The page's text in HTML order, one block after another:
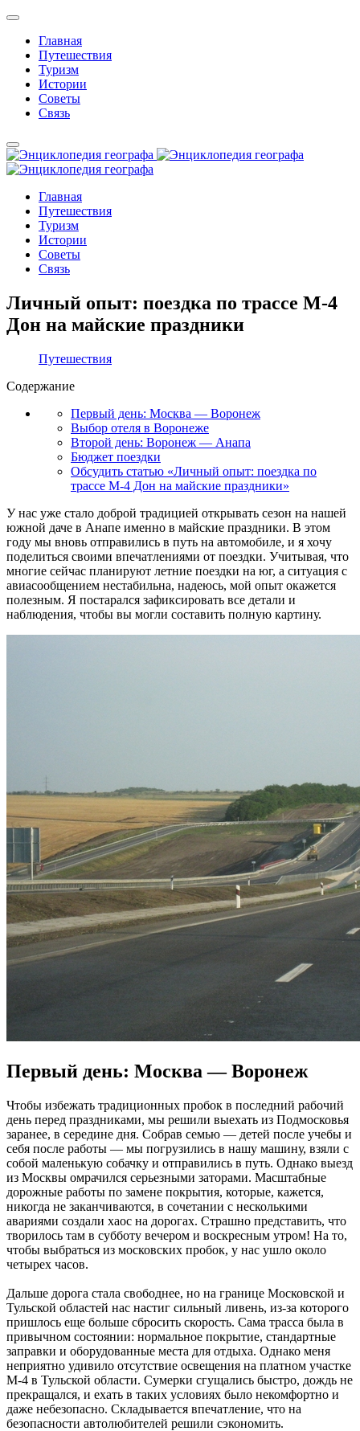
Главная
Путешествия
Туризм
Истории
Советы
Связь
Главная
Путешествия
Туризм
Истории
Советы
Связь
Личный опыт: поездка по трассе М-4
Дон на майские праздники
Путешествия
Содержание
Первый день: Москва — Воронеж
Выбор отеля в Воронеже
Второй день: Воронеж — Анапа
Бюджет поездки
Обсудить статью «Личный опыт: поездка по
трассе М-4 Дон на майские праздники»
У нас уже стало доброй традицией открывать сезон на нашей
южной даче в Анапе именно в майские праздники. В этом
году мы вновь отправились в путь на автомобиле, и я хочу
поделиться своими впечатлениями от поездки. Учитывая, что
многие сейчас планируют летние поездки на юг, а ситуация с
авиасообщением нестабильна, надеюсь, мой опыт окажется
полезным. Я постарался зафиксировать все детали и
наблюдения, чтобы вы могли составить полную картину.
Первый день: Москва — Воронеж
Чтобы избежать традиционных пробок в последний рабочий
день перед праздниками, мы решили выехать из Подмосковья
заранее, в середине дня. Собрав семью — детей после учебы и
себя после работы — мы погрузились в нашу машину, взяли с
собой маленькую собачку и отправились в путь. Однако выезд
из Москвы омрачился серьезными заторами. Масштабные
дорожные работы по замене покрытия, которые, кажется,
никогда не заканчиваются, в сочетании с несколькими
авариями создали хаос на дорогах. Страшно представить, что
творилось там в субботу вечером и воскресным утром! На то,
чтобы выбраться из московских пробок, у нас ушло около
четырех часов.
Дальше дорога стала свободнее, но на границе Московской и
Тульской областей нас настиг сильный ливень, из-за которого
пришлось еще больше сбросить скорость. Сама трасса была в
привычном состоянии: нормальное покрытие, стандартные
заправки и оборудованные места для отдыха. Однако меня
неприятно удивило отсутствие освещения на платном участке
М-4 в Тульской области. Сумерки сгущались быстро, дождь не
прекращался, и ехать в таких условиях было некомфортно и
даже небезопасно. Складывается впечатление, что на
безопасности автолюбителей решили сэкономить.